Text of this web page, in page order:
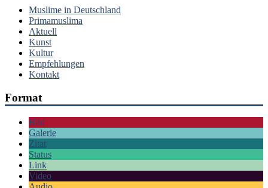
Muslime in Deutschland
Primamuslima
Aktuell
Kunst
Kultur
Empfehlungen
Kontakt
Format
Bild
Galerie
Zitat
Status
Link
Video